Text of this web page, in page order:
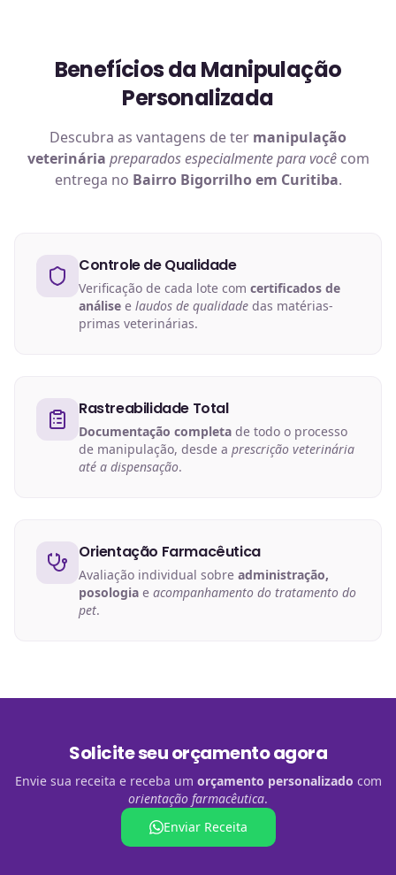
Benefícios da Manipulação
Personalizada
Descubra as vantagens de ter manipulação
veterinária preparados especialmente para vocêcom
entrega no Bairro Bigorrilho em Curitiba.
Controle de Qualidade
Verificação de cada lote com certificados de
análise e laudos de qualidade das matérias-
primas veterinárias.
Rastreabilidade Total
Documentação completa de todo o processo
de manipulação, desde a prescrição veterinária
até a dispensação.
Orientação Farmacêutica
Avaliação individual sobre administração,
posologia e acompanhamento do tratamento do
pet.
Solicite seu orçamento agora
Envie sua receita e receba um orçamento personalizado com
orientação farmacêutica.
Enviar Receita